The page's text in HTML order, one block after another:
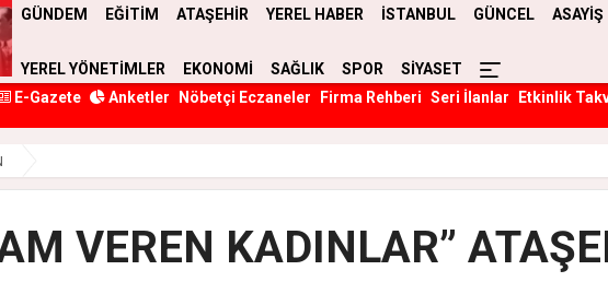
GÜNDEM EĞİTİM ATAŞEHİR YEREL HABER İSTANBUL GÜNCEL ASAYİŞ
YEREL YÖNETİMLER EKONOMİ SAĞLIK SPOR
SİYASET
E-Gazete Anketler Nöbetçi Eczaneler Firma Rehberi Seri İlanlar
Etkinlik
VEREN KADINLAR”